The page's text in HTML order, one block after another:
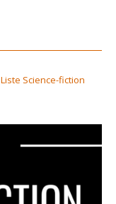
Liste Science-fiction